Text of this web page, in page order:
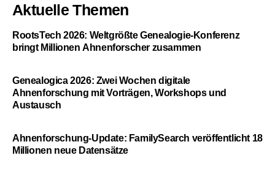
Aktuelle Themen
RootsTech 2026: Weltgrößte Genealogie-Konferenz
bringt Millionen Ahnenforscher zusammen
Genealogica 2026: Zwei Wochen digitale
Ahnenforschung mit Vorträgen, Workshops und
Austausch
Ahnenforschung-Update: FamilySearch veröffentlicht 18
Millionen neue Datensätze